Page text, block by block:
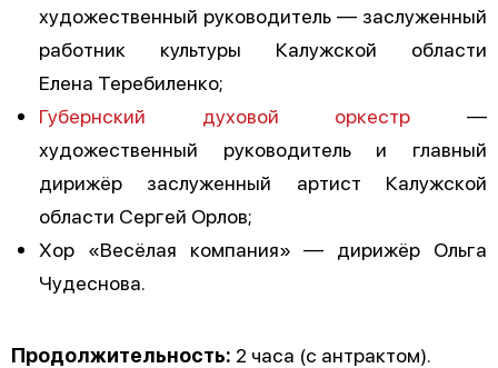
художественный руководитель — заслуженный
работник культуры Калужской области
Елена Теребиленко;
Губернский духовой оркестр —
художественный руководитель и главный
дирижёр заслуженный артист Калужской
области Сергей Орлов;
Хор «Весёлая компания» — дирижёр Ольга
Чудеснова.
Продолжительность: 2 часа (с антрактом).